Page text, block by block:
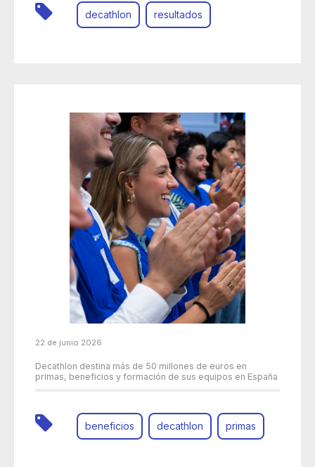
decathlon resultados
22 de junio 2026
Decathlon destina más de 50 millones de euros en
primas, beneficios y formación de sus equipos en España
beneficios decathlon primas